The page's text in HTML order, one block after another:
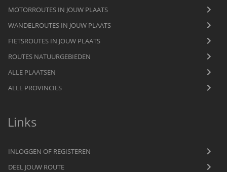
MOTORROUTES IN JOUW PLAATS
WANDELROUTES IN JOUW PLAATS
FIETSROUTES IN JOUW PLAATS
ROUTES NATUURGEBIEDEN
ALLE PLAATSEN
ALLE PROVINCIES
Links
INLOGGEN OF REGISTEREN
DEEL JOUW ROUTE